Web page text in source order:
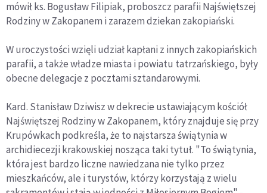
mówił ks. Bogusław Filipiak, proboszcz parafii Najświętszej
Rodziny w Zakopanem i zarazem dziekan zakopiański.
W uroczystości wzięli udział kapłani z innych zakopiańskich
parafii, a także władze miasta i powiatu tatrzańskiego, były
obecne delegacje z pocztami sztandarowymi.
Kard. Stanisław Dziwisz w dekrecie ustawiającym kościół
Najświętszej Rodziny w Zakopanem, który znajduje się przy
Krupówkach podkreśla, że to najstarsza świątynia w
archidiecezji krakowskiej nosząca taki tytuł. "To świątynia,
która jest bardzo liczne nawiedzana nie tylko przez
mieszkańców, ale i turystów, którzy korzystają z wielu